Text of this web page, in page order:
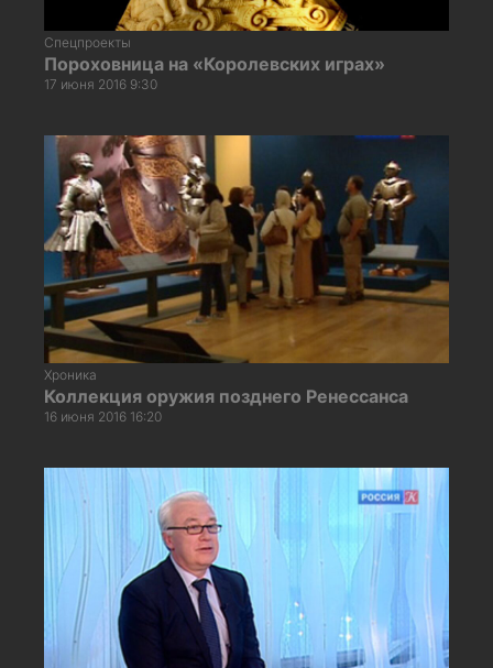
Спецпроекты
Пороховница на «Королевских играх»
17 июня 2016 9:30
Хроника
Коллекция оружия позднего Ренессанса
16 июня 2016 16:20